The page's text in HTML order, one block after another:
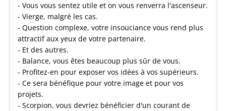
- Vous vous sentez utile et on vous renverra l'ascenseur.
- Vierge, malgré les cas.
- Question complexe, votre insouciance vous rend plus
attractif aux yeux de votre partenaire.
- Et des autres.
- Balance, vous êtes beaucoup plus sûr de vous.
- Profitez-en pour exposer vos idées à vos supérieurs.
- Ce sera bénéfique pour votre image et pour vos
projets.
- Scorpion, vous devriez bénéficier d'un courant de